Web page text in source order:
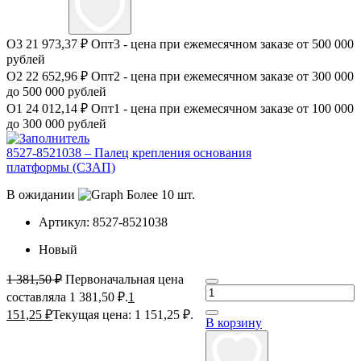
О3 21 973,37 ₽ Опт3 - цена при ежемесячном заказе от 500 000
рублей
О2 22 652,96 ₽ Опт2 - цена при ежемесячном заказе от 300 000
до 500 000 рублей
О1 24 012,14 ₽ Опт1 - цена при ежемесячном заказе от 100 000
до 300 000 рублей
8527-8521038 – Палец крепления основания
платформы (СЗАП)
В ожидании
Более 10 шт.
Артикул: 8527-8521038
Новый
1 381,50₽ Первоначальная цена
составляла 1 381,50 ₽.1
151,25 ₽Текущая цена: 1 151,25 ₽.
В корзину